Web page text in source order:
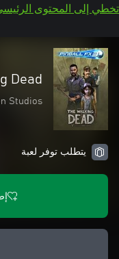
تخطي إلى المحتوى
Dead
Studios
يتطلب توفر لعبة